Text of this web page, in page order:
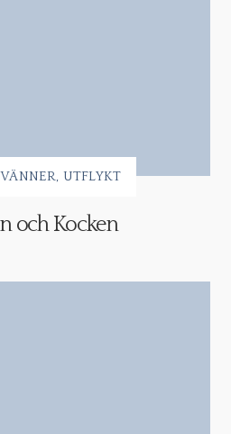
UTFLYKT
och Kocken